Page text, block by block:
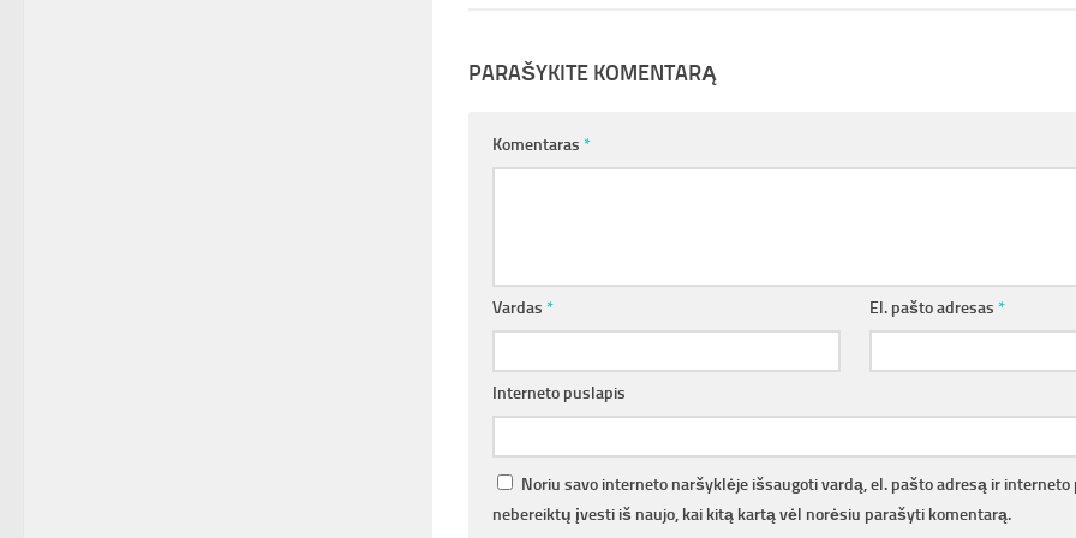
PARAŠYKITE KOMENTARĄ
Komentaras *
Vardas * El. pašto adresas*
Interneto puslapis
Noriu savo interneto naršyklėje išsaugoti vardą, el. pašto adresą ir interneto
nebereiktų įvesti iš naujo, kai kitą kartą vėl norėsiu parašyti komentarą.